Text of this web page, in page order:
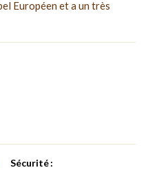
Européen et a un très
Sécurité